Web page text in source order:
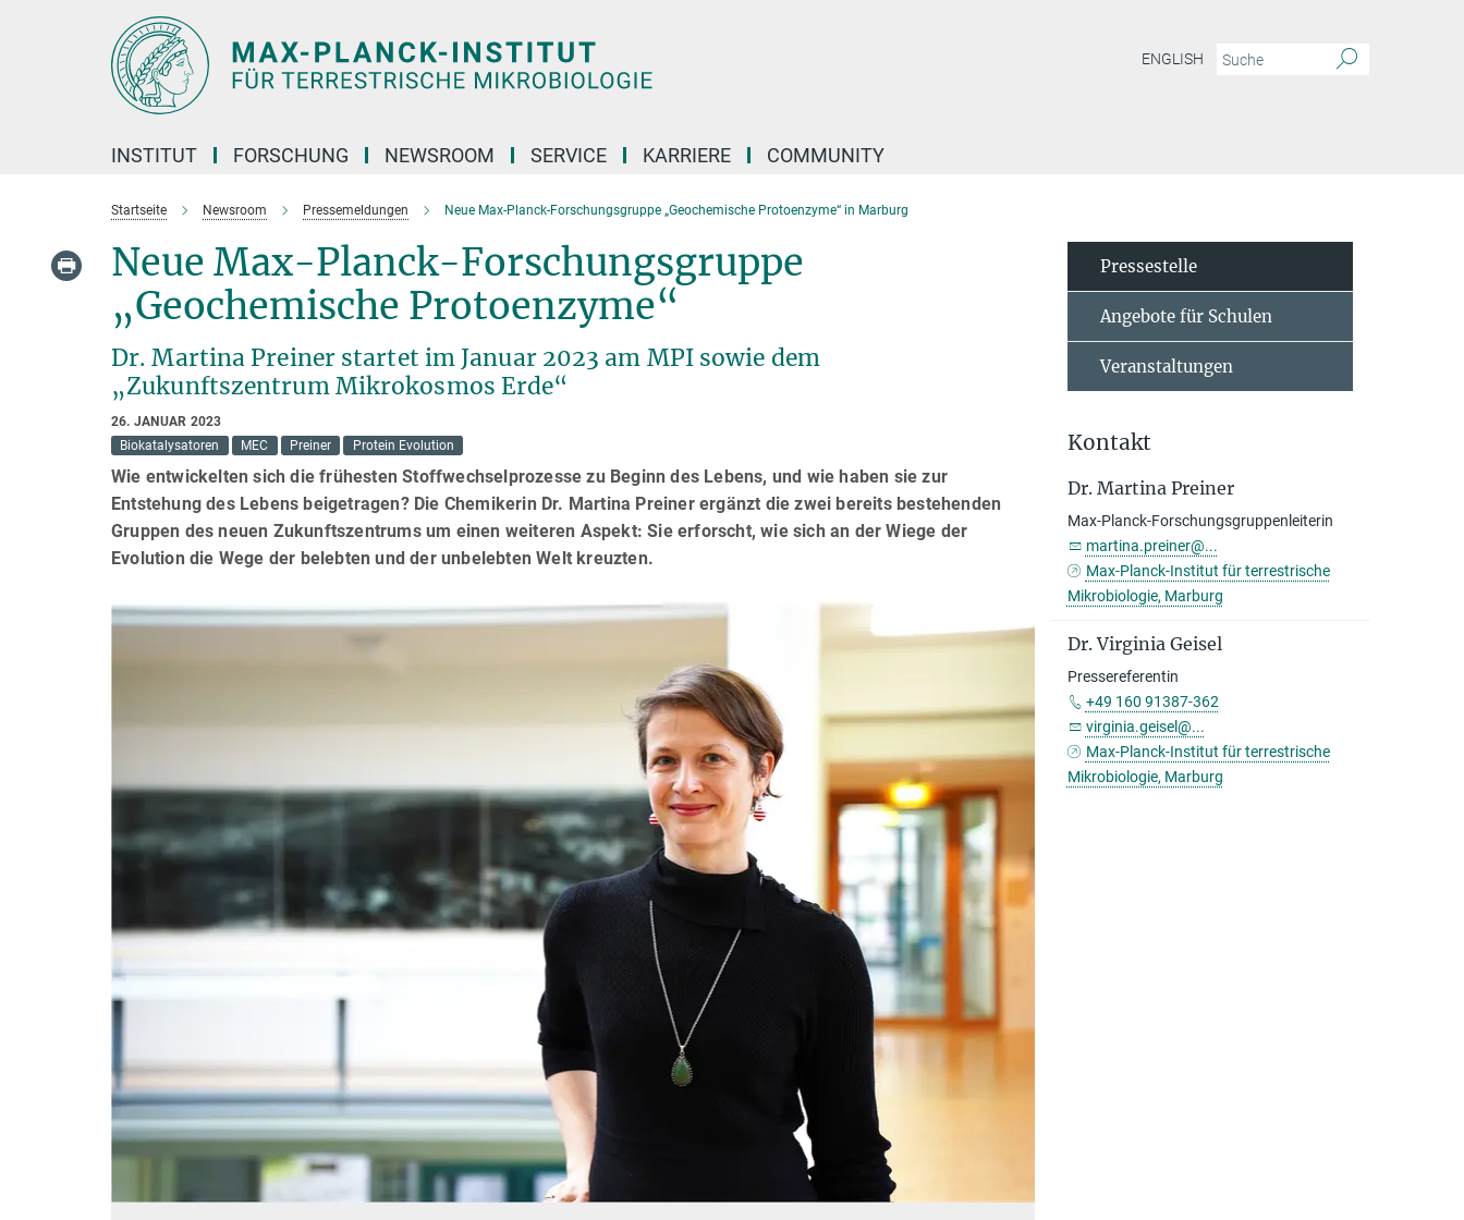
ENGLISH
INSTITUT FORSCHUNG NEWSROOM SERVICE KARRIERE COMMUNITY
Startseite Newsroom Pressemeldungen Neue Max-Planck-Forschungsgruppe „Geochemische Protoenzyme“ in Marburg
Neue Max-Planck-Forschungsgruppe
„Geochemische Protoenzyme“
Dr. Martina Preiner startet im Januar 2023 am MPI sowie dem
„Zukunftszentrum Mikrokosmos Erde“
26. JANUAR 2023
Biokatalysatoren
MEC Preiner Protein Evolution
Wie entwickelten sich die frühesten Stoffwechselprozesse zu Beginn des Lebens, und wie haben sie zur
Entstehung des Lebens beigetragen? Die Chemikerin Dr. Martina Preiner ergänzt die zwei bereits bestehenden
Gruppen des neuen Zukunftszentrums um einen weiteren Aspekt: Sie erforscht, wie sich an der Wiege der
Evolution die Wege der belebten und der unbelebten Welt kreuzten.
Pressestelle
Angebote für Schulen
Veranstaltungen
Kontakt
Dr. Martina Preiner
Max-Planck-Forschungsgruppenleiterin
martina.preiner@...
Max-Planck-Institut für terrestrische
Mikrobiologie, Marburg
Dr. Virginia Geisel
Pressereferentin
+49 160 91387-362
virginia.geisel@...
Max-Planck-Institut für terrestrische
Mikrobiologie, Marburg